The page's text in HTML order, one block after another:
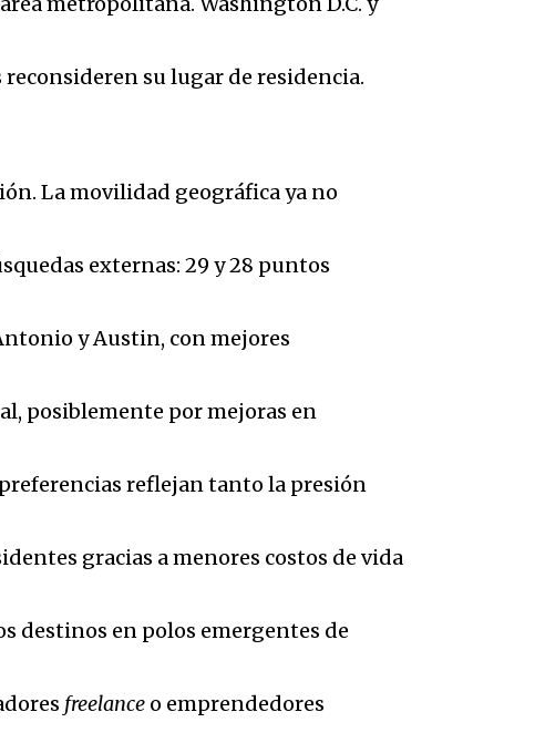
su lugar de residencia.
La movilidad geográfica ya no
externas: 29 y 28 puntos
y Austin, con mejores
posiblemente por mejoras en
reflejan tanto la presión
gracias a menores costos de vida
destinos en polos emergentes de
freelance o emprendedores